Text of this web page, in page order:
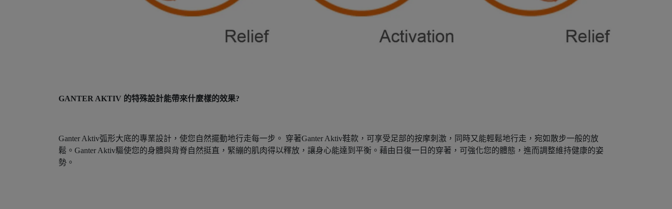
GANTER AKTIV 的特殊設計能帶來什麼樣的效果?
Ganter Aktiv弧形大底的專業設計，使您自然擺動地行走每一步。 穿著Ganter Aktiv鞋款，可享受足部的按摩刺激，同時又能輕鬆地行走，宛如散步一般的放
鬆。Ganter Aktiv驅使您的身體與背脊自然挺直，緊繃的肌肉得以釋放，讓身心能達到平衡。藉由日復一日的穿著，可強化您的體態，進而調整維持健康的姿
勢。